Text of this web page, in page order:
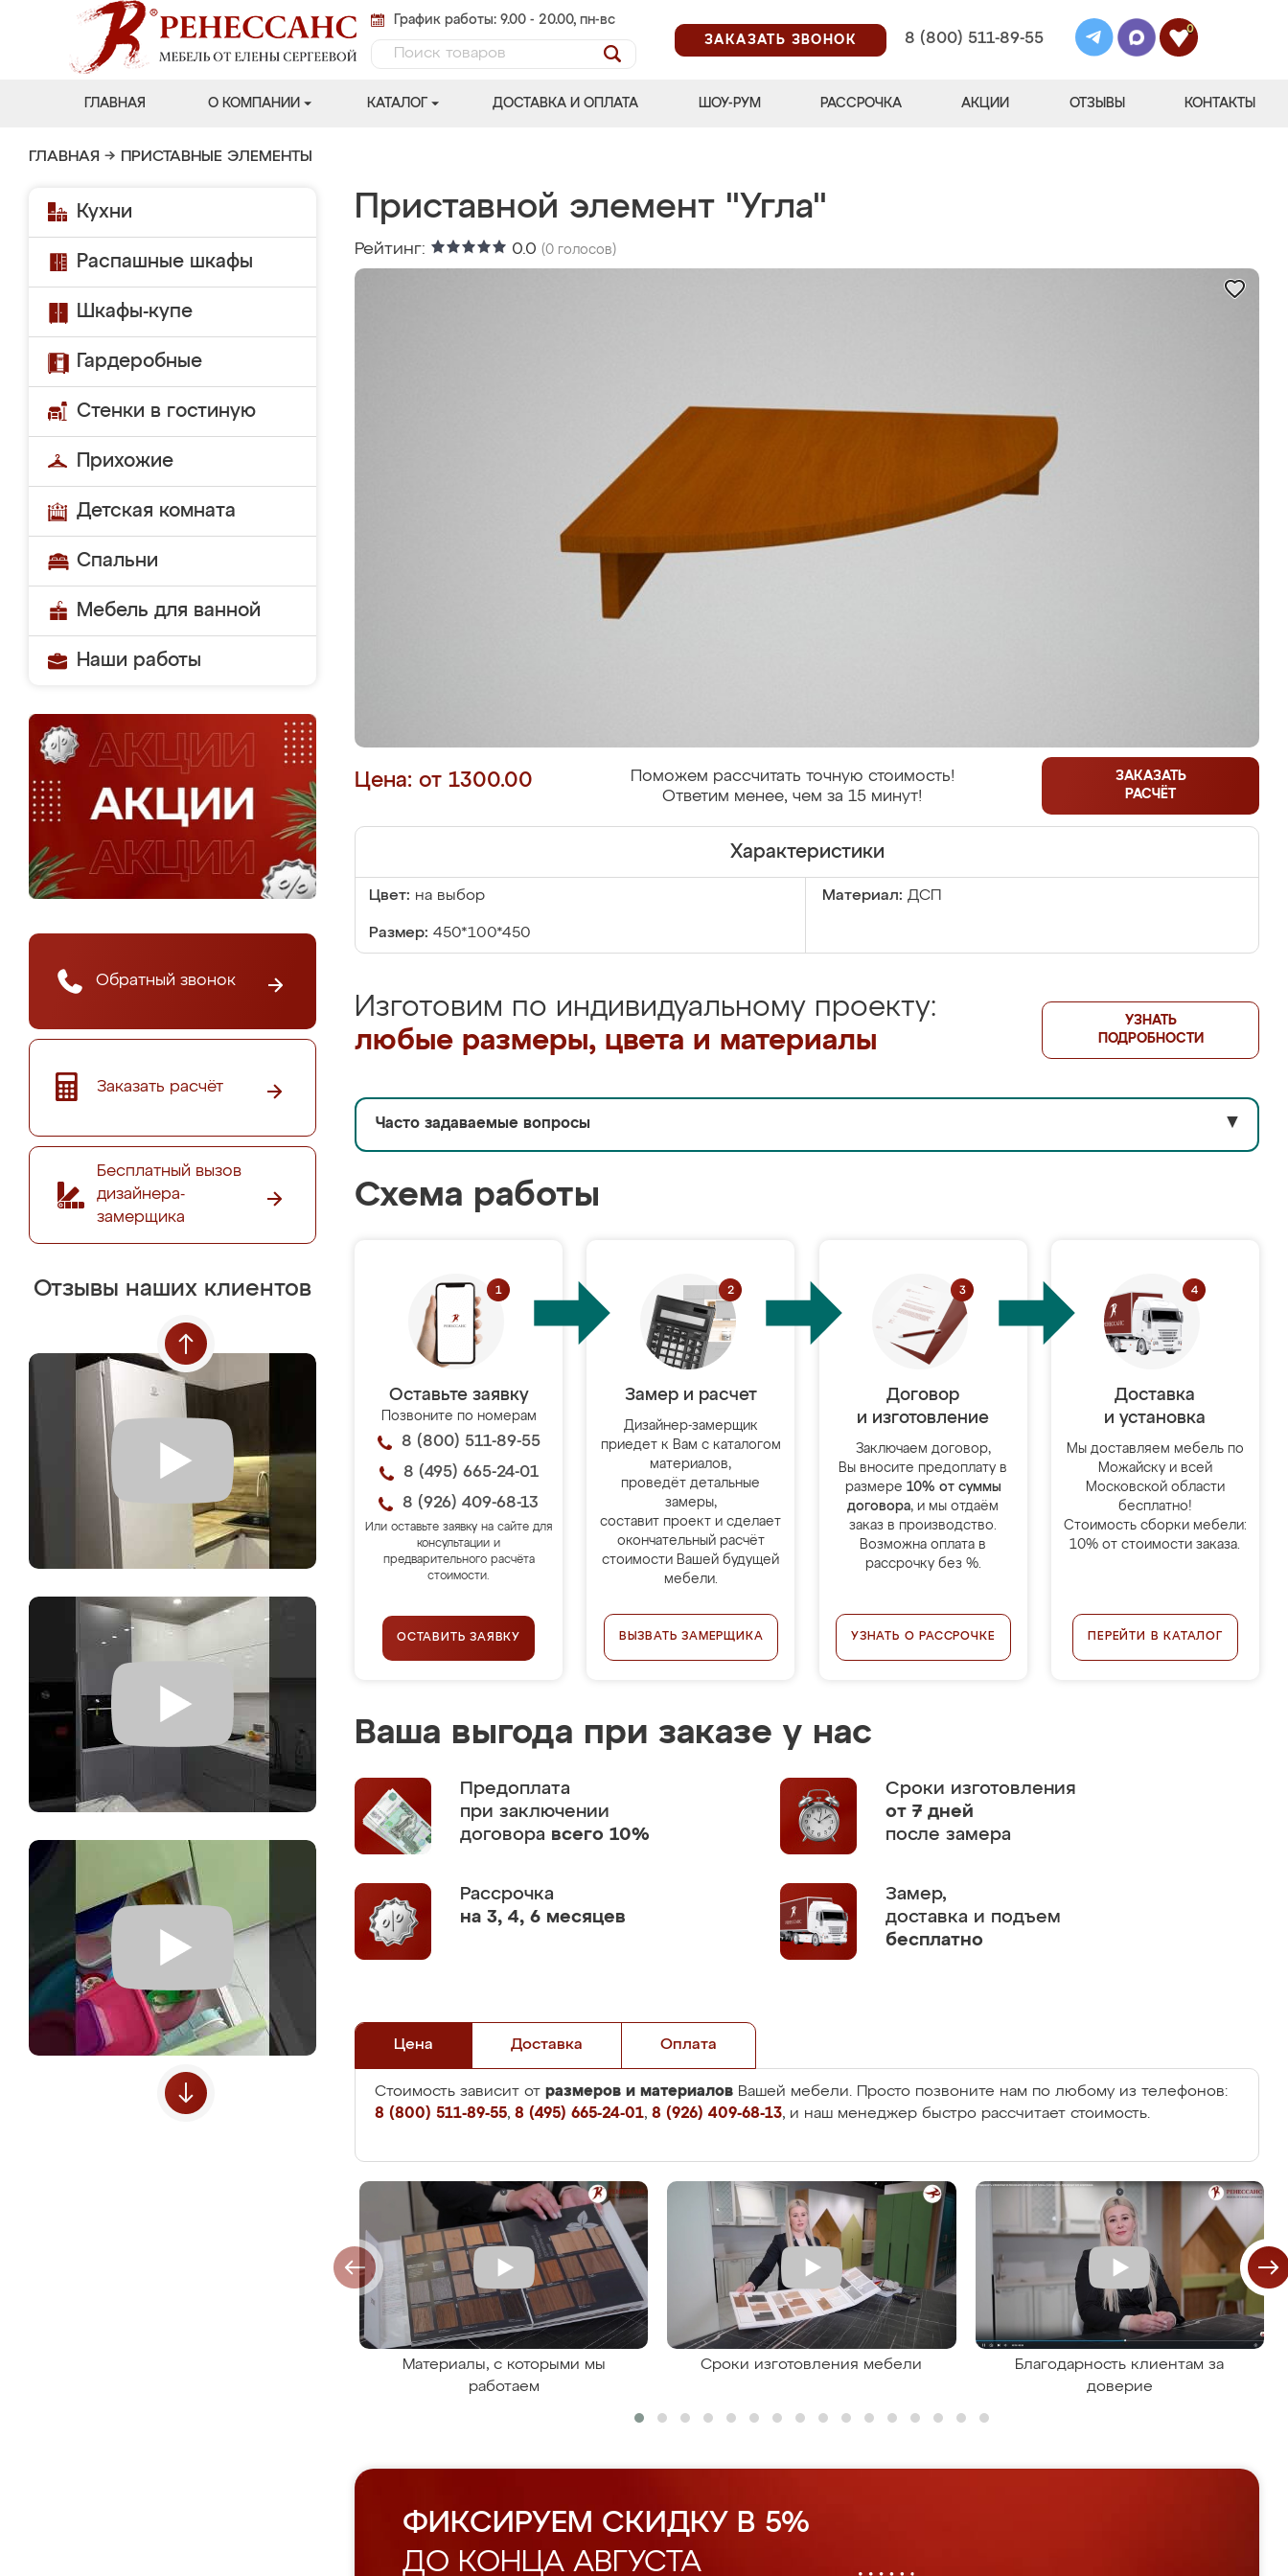
График работы: 9.00 - 20.00, пн-вс
ЗАКАЗАТЬ ЗВОНОК
8 (800) 511-89-55
0
ГЛАВНАЯ О КОМПАНИИ КАТАЛОГ ДОСТАВКА И ОПЛАТА ШОУ-РУМ РАССРОЧКА АКЦИИ ОТЗЫВЫ КОНТАКТЫ
ГЛАВНАЯ → ПРИСТАВНЫЕ ЭЛЕМЕНТЫ
Кухни
Распашные шкафы
Шкафы-купе
Гардеробные
Стенки в гостиную
Прихожие
Детская комната
Спальни
Мебель для ванной
Наши работы
Обратный звонок
Заказать расчёт
Бесплатный вызов
дизайнера-
замерщика
Отзывы наших клиентов
Приставной элемент "Угла"
Рейтинг: 0.0 (0 голосов)
Цена: от 1300.00
Поможем рассчитать точную стоимость!
Ответим менее, чем за 15 минут!
ЗАКАЗАТЬ
РАСЧЁТ
Характеристики
Цвет: на выбор Материал: ДСП
Размер: 450*100*450
Изготовим по индивидуальному проекту:
любые размеры, цвета и материалы
УЗНАТЬ
ПОДРОБНОСТИ
Часто задаваемые вопросы ▼
Схема работы
Оставьте заявку
Позвоните по номерам
8 (800) 511-89-55
8 (495) 665-24-01
8 (926) 409-68-13
Или оставьте заявку на сайте для
консультации и
предварительного расчёта
стоимости.
ОСТАВИТЬ ЗАЯВКУ
Замер и расчет
Дизайнер-замерщик
приедет к Вам с каталогом
материалов,
проведёт детальные
замеры,
составит проект и сделает
окончательный расчёт
стоимости Вашей будущей
мебели.
ВЫЗВАТЬ ЗАМЕРЩИКА
Договор
и изготовление
Заключаем договор,
Вы вносите предоплату в
размере 10% от суммы
договора, и мы отдаём
заказ в производство.
Возможна оплата в
рассрочку без %.
УЗНАТЬ О РАССРОЧКЕ
Доставка
и установка
Мы доставляем мебель по
Можайску и всей
Московской области
бесплатно!
Стоимость сборки мебели:
10% от стоимости заказа.
ПЕРЕЙТИ В КАТАЛОГ
Ваша выгода при заказе у нас
Предоплата
при заключении
договора всего 10%
Сроки изготовления
от 7 дней
после замера
Рассрочка
на 3, 4, 6 месяцев
Замер,
доставка и подъем
бесплатно
Цена Доставка Оплата
Стоимость зависит от размеров и материалов Вашей мебели. Просто позвоните нам по любому из телефонов:
8 (800) 511-89-55, 8 (495) 665-24-01, 8 (926) 409-68-13, и наш менеджер быстро рассчитает стоимость.
Материалы, с которыми мы
работаем
Сроки изготовления мебели
Благодарность клиентам за
доверие
ФИКСИРУЕМ СКИДКУ В 5%
ДО КОНЦА АВГУСТА